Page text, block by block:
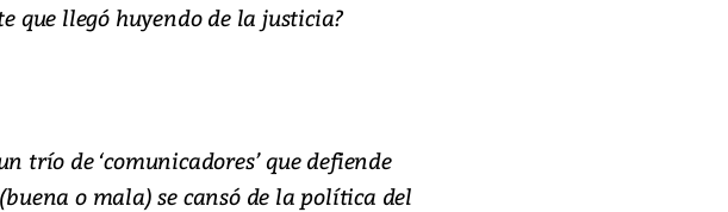
que llegó huyendo de la justicia?
trío de ‘comunicadores’ que defiende
o mala) se cansó de la política del